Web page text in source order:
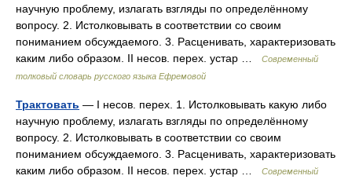
научную проблему, излагать взгляды по определённому
вопросу. 2. Истолковывать в соответствии со своим
пониманием обсуждаемого. 3. Расценивать, характеризовать
каким либо образом. II несов. перех. устар …
Современный
толковый словарь русского языка Ефремовой
Трактовать — I несов. перех. 1. Истолковывать какую либо
научную проблему, излагать взгляды по определённому
вопросу. 2. Истолковывать в соответствии со своим
пониманием обсуждаемого. 3. Расценивать, характеризовать
каким либо образом. II несов. перех. устар …
Современный